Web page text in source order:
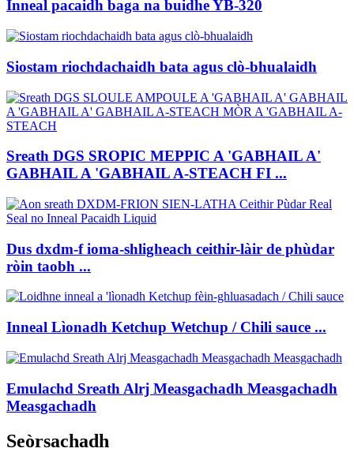
Inneal pacaidh baga na buidhe YB-320
Siostam riochdachaidh bata agus clò-bhualaidh
Sreath DGS SROPIC MEPPIC A 'GABHAIL A'
GABHAIL A 'GABHAIL A-STEACH FI ...
Dus dxdm-f ioma-shligheach ceithir-làir de phùdar
ròin taobh ...
Inneal Lìonadh Ketchup Wetchup / Chili sauce ...
Emulachd Sreath Alrj Measgachadh Measgachadh
Measgachadh
Seòrsachadh